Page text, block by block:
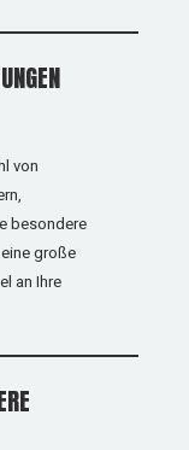
von
besondere
große
an Ihre